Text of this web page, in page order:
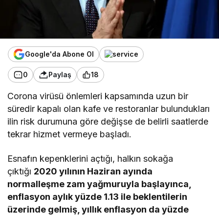
Google'da Abone Ol
0 Paylaş 18
Corona virüsü önlemleri kapsamında uzun bir
süredir kapalı olan kafe ve restoranlar bulundukları
ilin risk durumuna göre değişse de belirli saatlerde
tekrar hizmet vermeye başladı.
Esnafın kepenklerini açtığı, halkın sokağa
çıktığı 2020 yılının Haziran ayında
normalleşme zam yağmuruyla başlayınca,
enflasyon aylık yüzde 1.13 ile beklentilerin
üzerinde gelmiş, yıllık enflasyon da yüzde